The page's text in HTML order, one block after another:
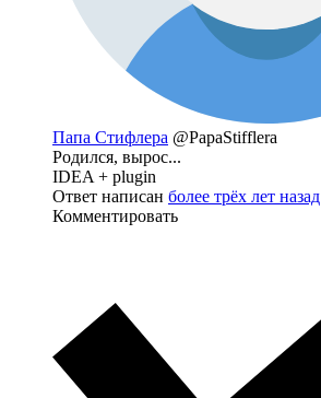
Папа Стифлера @PapaStifflera
Родился, вырос...
IDEA + plugin
Ответ написан более трёх лет назад
Комментировать